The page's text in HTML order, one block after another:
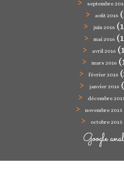
septembre
août 2016
juin 2016
mai 2016
avril 2016
mars 2016
février 2016
janvier 2016
décembre
novembre 2015
octobre 2015
Google